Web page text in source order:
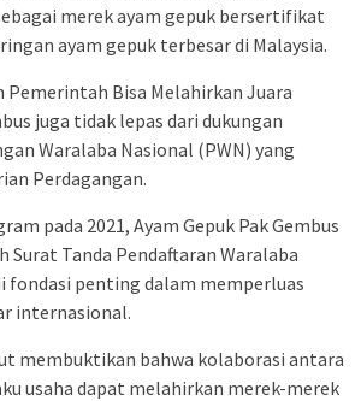
merek ayam gepuk bersertifikat
ayam gepuk terbesar di Malaysia.
Bisa Melahirkan Juara
juga tidak lepas dari dukungan
Waralaba Nasional (PWN) yang
Perdagangan.
pada 2021, Ayam Gepuk Pak Gembus
Tanda Pendaftaran Waralaba
fondasi penting dalam memperluas
internasional.
membuktikan bahwa kolaborasi antara
usaha dapat melahirkan merek-merek